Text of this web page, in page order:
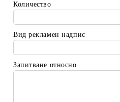
Количество
Вид рекламен надпис
Запитване относно